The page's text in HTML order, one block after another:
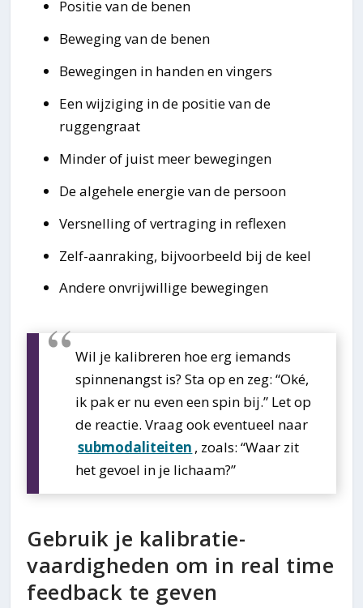
Positie van de benen
Beweging van de benen
Bewegingen in handen en vingers
Een wijziging in de positie van de
ruggengraat
Minder of juist meer bewegingen
De algehele energie van de persoon
Versnelling of vertraging in reflexen
Zelf-aanraking, bijvoorbeeld bij de keel
Andere onvrijwillige bewegingen
Wil je kalibreren hoe erg iemands
spinnenangst is? Sta op en zeg: “Oké,
ik pak er nu even een spin bij.” Let op
de reactie. Vraag ook eventueel naar
submodaliteiten , zoals: “Waar zit
het gevoel in je lichaam?”
Gebruik je kalibratie-
vaardigheden om in real time
feedback te geven